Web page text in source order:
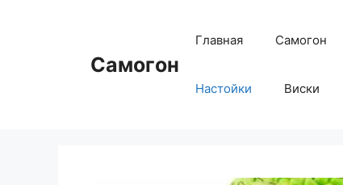
Самогон
Главная Самогон
Настойки Виски